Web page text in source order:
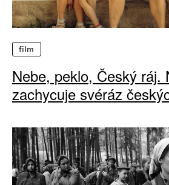
film
Nebe, peklo, Český ráj.
zachycuje svéráz